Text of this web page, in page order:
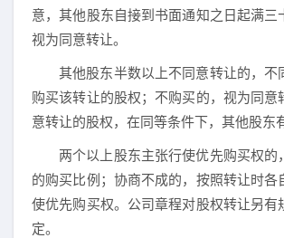
意，其他股东自接到书面通知之日起满三
视为同意转让。
其他股东半数以上不同意转让的，不
购买该转让的股权；不购买的，视为同意
意转让的股权，在同等条件下，其他股东
两个以上股东主张行使优先购买权的
的购买比例；协商不成的，按照转让时各
使优先购买权。公司章程对股权转让另有
定。